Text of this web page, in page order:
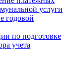
услуги
годовой
по подготовке
учета